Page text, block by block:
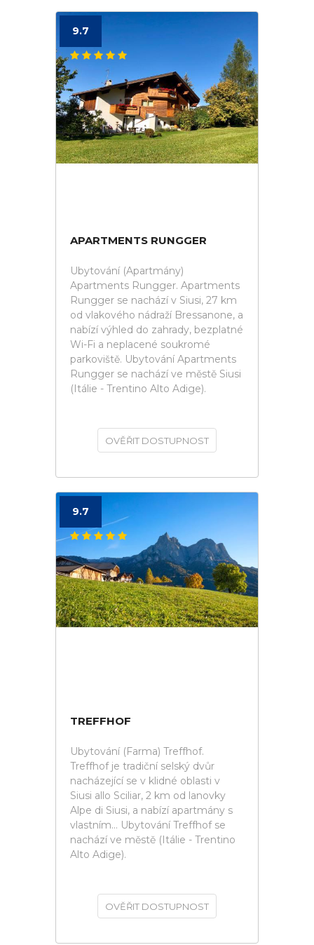
9.7
APARTMENTS RUNGGER
Ubytování (Apartmány)
Apartments Rungger. Apartments
Rungger se nachází v Siusi, 27 km
od vlakového nádraží Bressanone, a
nabízí výhled do zahrady, bezplatné
Wi-Fi a neplacené soukromé
parkoviště. Ubytování Apartments
Rungger se nachází ve městě Siusi
(Itálie - Trentino Alto Adige).
OVĚŘIT DOSTUPNOST
9.7
TREFFHOF
Ubytování (Farma) Treffhof.
Treffhof je tradiční selský dvůr
nacházející se v klidné oblasti v
Siusi allo Sciliar, 2 km od lanovky
Alpe di Siusi, a nabízí apartmány s
vlastním... Ubytování Treffhof se
nachází ve městě (Itálie - Trentino
Alto Adige).
OVĚŘIT DOSTUPNOST